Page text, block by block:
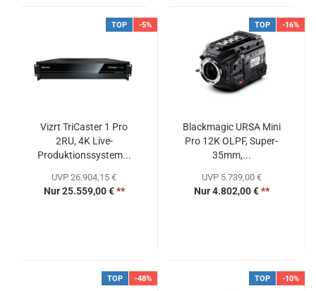
TOP -5%
Vizrt TriCaster 1 Pro
2RU, 4K Live-
Produktionssystem...
UVP 26.904,15 €
Nur 25.559,00 €**
TOP -16%
Blackmagic URSA Mini
Pro 12K OLPF, Super-
35mm,...
UVP 5.739,00 €
Nur 4.802,00 €**
TOP -48% TOP -10%